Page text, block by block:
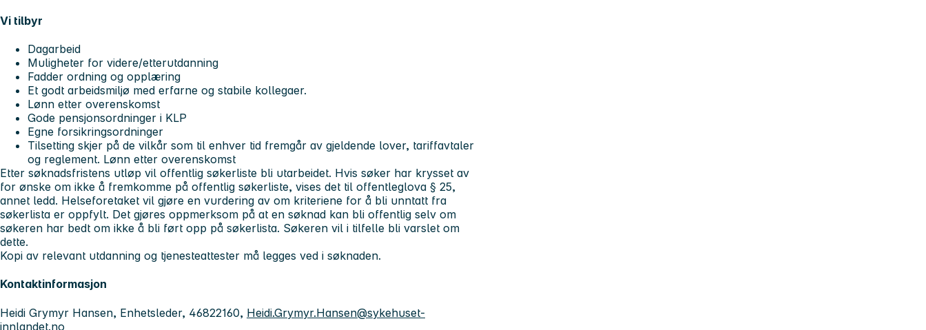
Vi tilbyr
Dagarbeid
Muligheter for videre/etterutdanning
Fadder ordning og opplæring
Et godt arbeidsmiljø med erfarne og stabile kollegaer.
Lønn etter overenskomst
Gode pensjonsordninger i KLP
Egne forsikringsordninger
Tilsetting skjer på de vilkår som til enhver tid fremgår av gjeldende lover, tariffavtaler
og reglement. Lønn etter overenskomst
Etter søknadsfristens utløp vil offentlig søkerliste bli utarbeidet. Hvis søker har krysset av
for ønske om ikke å fremkomme på offentlig søkerliste, vises det til offentleglova § 25,
annet ledd. Helseforetaket vil gjøre en vurdering av om kriteriene for å bli unntatt fra
søkerlista er oppfylt. Det gjøres oppmerksom på at en søknad kan bli offentlig selv om
søkeren har bedt om ikke å bli ført opp på søkerlista. Søkeren vil i tilfelle bli varslet om
dette.
Kopi av relevant utdanning og tjenesteattester må legges ved i søknaden.
Kontaktinformasjon
Heidi Grymyr Hansen, Enhetsleder, 46822160, Heidi.Grymyr.Hansen@sykehuset-
innlandet.no